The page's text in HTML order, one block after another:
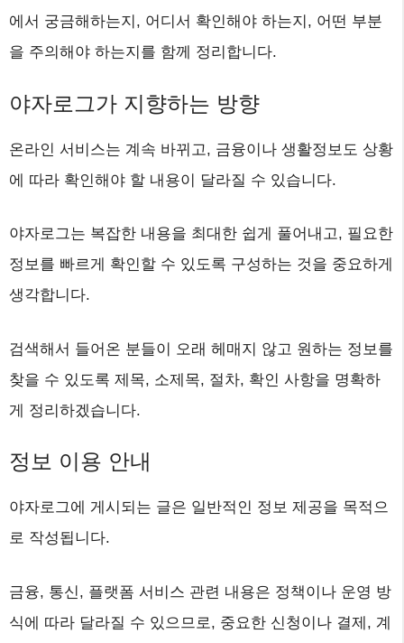
에서 궁금해하는지, 어디서 확인해야 하는지, 어떤 부분
을 주의해야 하는지를 함께 정리합니다.
야자로그가 지향하는 방향
온라인 서비스는 계속 바뀌고, 금융이나 생활정보도 상황
에 따라 확인해야 할 내용이 달라질 수 있습니다.
야자로그는 복잡한 내용을 최대한 쉽게 풀어내고, 필요한
정보를 빠르게 확인할 수 있도록 구성하는 것을 중요하게
생각합니다.
검색해서 들어온 분들이 오래 헤매지 않고 원하는 정보를
찾을 수 있도록 제목, 소제목, 절차, 확인 사항을 명확하
게 정리하겠습니다.
정보 이용 안내
야자로그에 게시되는 글은 일반적인 정보 제공을 목적으
로 작성됩니다.
금융, 통신, 플랫폼 서비스 관련 내용은 정책이나 운영 방
식에 따라 달라질 수 있으므로, 중요한 신청이나 결제, 계